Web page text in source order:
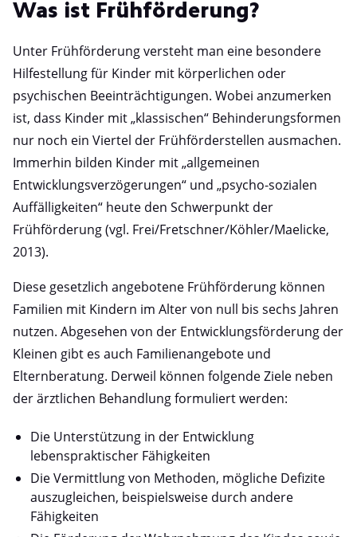
Was ist Frühförderung?
Unter Frühförderung versteht man eine besondere
Hilfestellung für Kinder mit körperlichen oder
psychischen Beeinträchtigungen. Wobei anzumerken
ist, dass Kinder mit „klassischen“ Behinderungsformen
nur noch ein Viertel der Frühförderstellen ausmachen.
Immerhin bilden Kinder mit „allgemeinen
Entwicklungsverzögerungen“ und „psycho-sozialen
Auffälligkeiten“ heute den Schwerpunkt der
Frühförderung (vgl. Frei/Fretschner/Köhler/Maelicke,
2013).
Diese gesetzlich angebotene Frühförderung können
Familien mit Kindern im Alter von null bis sechs Jahren
nutzen. Abgesehen von der Entwicklungsförderung der
Kleinen gibt es auch Familienangebote und
Elternberatung. Derweil können folgende Ziele neben
der ärztlichen Behandlung formuliert werden:
Die Unterstützung in der Entwicklung
lebenspraktischer Fähigkeiten
Die Vermittlung von Methoden, mögliche Defizite
auszugleichen, beispielsweise durch andere
Fähigkeiten